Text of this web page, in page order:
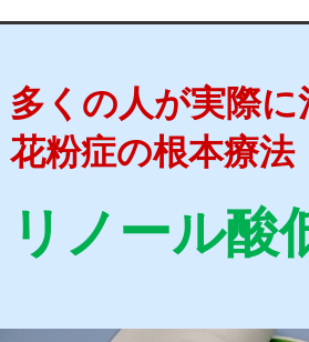
多くの人が実際に
花粉症の根本療法
リノール酸